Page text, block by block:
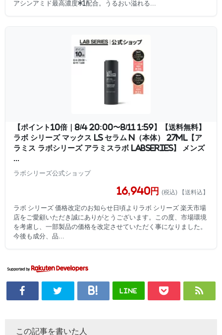
アシンアミド最高濃度*1配合。うるおい溢れる...
【ポイント10倍｜8/4 20:00〜8/11 1:59】【送料無料】
ラボ シリーズ マックス LS セラム N（本体） 27mL【ア
ラミス ラボシリーズ アラミスラボ LABSERIES】 メンズ
...
ラボシリーズ公式ショップ
16,940円 (税込) 【送料込】
ラボ シリーズ 価格改定のお知らせ日頃よりラボ シリーズ 楽天市場
店をご愛顧いただき誠にありがとうございます。この度、市場環境
を考慮し、一部製品の価格を改定させていただく事になりました。
今後も成分、品...
LINE
この記事を書いた人